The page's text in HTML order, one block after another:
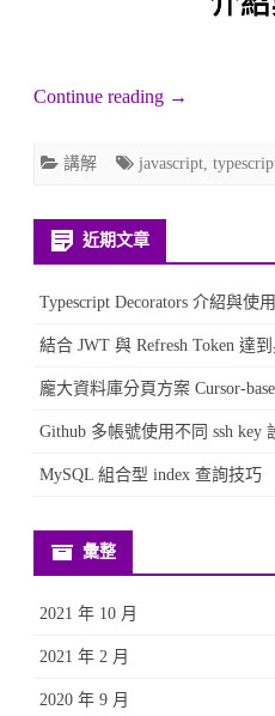
Continue reading →
講解 javascript
近期文章
Typescript Decorators 介紹與使
結合 JWT 與 Refresh Token 達
龐大資料庫分頁方案 Cursor-
Github 多帳號使用不同 ssh key
MySQL 組合型 index 查詢技巧
彙整
2021 年 10 月
2021 年 2 月
2020 年 9 月